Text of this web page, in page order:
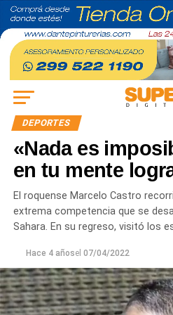
DEPORTES
«Nada es
en tu mente
El roquense Marcelo Castro
extrema competencia que se
Sahara. En su regreso, visitó los
Hace 4 añosel 07/04/2022